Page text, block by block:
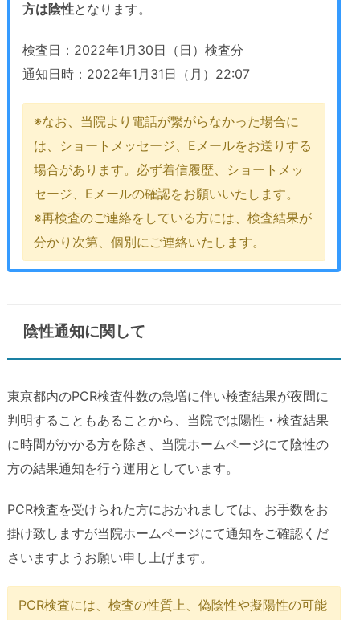
方は陰性となります。
検査日：2022年1月30日（日）検査分
通知日時：2022年1月31日（月）22:07
※なお、当院より電話が繋がらなかった場合に
は、ショートメッセージ、Eメールをお送りする
場合があります。必ず着信履歴、ショートメッ
セージ、Eメールの確認をお願いいたします。
※再検査のご連絡をしている方には、検査結果が
分かり次第、個別にご連絡いたします。
陰性通知に関して
東京都内のPCR検査件数の急増に伴い検査結果が夜間に
判明することもあることから、当院では陽性・検査結果
に時間がかかる方を除き、当院ホームページにて陰性の
方の結果通知を行う運用としています。
PCR検査を受けられた方におかれましては、お手数をお
掛け致しますが当院ホームページにて通知をご確認くだ
さいますようお願い申し上げます。
PCR検査には、検査の性質上、偽陰性や擬陽性の可能